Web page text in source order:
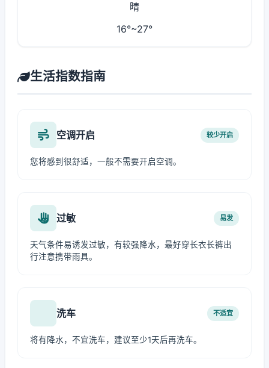
晴
16°~27°
生活指数指南
空调开启 较少开启
您将感到很舒适，一般不需要开启空调。
过敏 易发
天气条件易诱发过敏，有较强降水，最好穿长衣长裤出
行注意携带雨具。
洗车 不适宜
将有降水，不宜洗车，建议至少1天后再洗车。